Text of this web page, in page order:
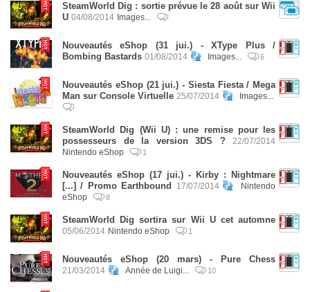
SteamWorld Dig : sortie prévue le 28 août sur Wii
U 04/08/2014 Images...
Nouveautés eShop (31 jui.) - XType Plus /
Bombing Bastards 01/08/2014 Images... 6
Nouveautés eShop (21 jui.) - Siesta Fiesta / Mega
Man sur Console Virtuelle 25/07/2014 Images...
SteamWorld Dig (Wii U) : une remise pour les
possesseurs de la version 3DS ?
22/07/2014
Nintendo eShop
1
Nouveautés eShop (17 jui.) - Kirby : Nightmare
[...] / Promo Earthbound
17/07/2014
Nintendo
eShop
8
SteamWorld Dig sortira sur Wii U cet automne
05/06/2014 Nintendo eShop 1
Nouveautés eShop (20 mars) - Pure Chess
21/03/2014 Année de Luigi... 10